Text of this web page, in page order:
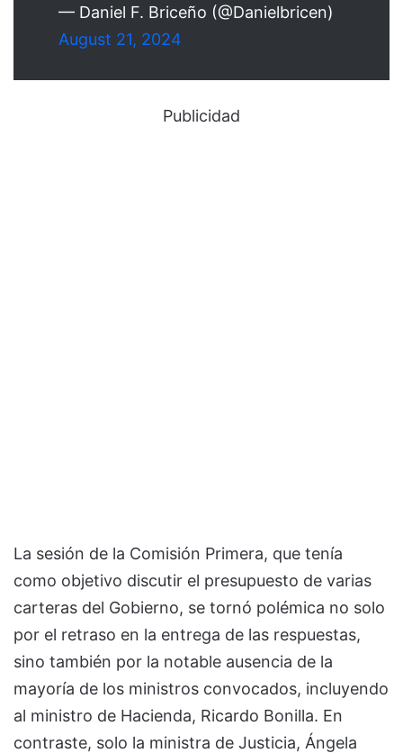
— Daniel F. Briceño (@Danielbricen)
August 21, 2024
Publicidad
La sesión de la Comisión Primera, que tenía
como objetivo discutir el presupuesto de varias
carteras del Gobierno, se tornó polémica no solo
por el retraso en la entrega de las respuestas,
sino también por la notable ausencia de la
mayoría de los ministros convocados, incluyendo
al ministro de Hacienda, Ricardo Bonilla. En
contraste, solo la ministra de Justicia, Ángela